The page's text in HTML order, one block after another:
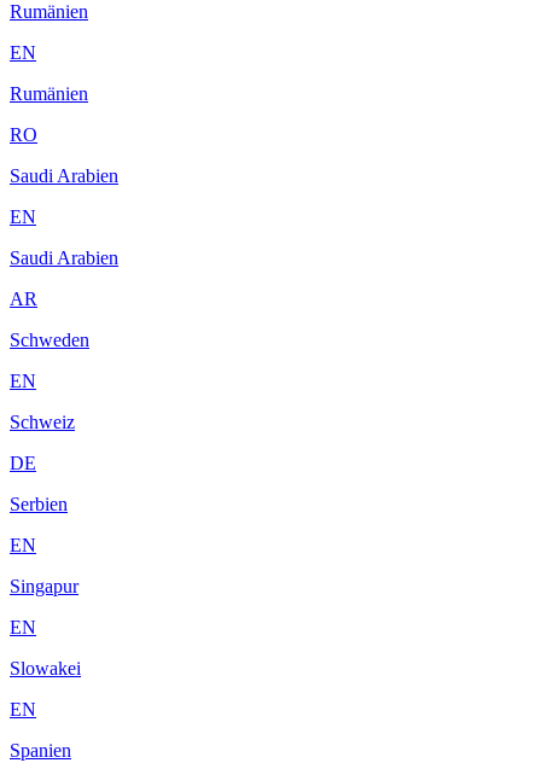
Rumänien
EN
Rumänien
RO
Saudi Arabien
EN
Saudi Arabien
AR
Schweden
EN
Schweiz
DE
Serbien
EN
Singapur
EN
Slowakei
EN
Spanien